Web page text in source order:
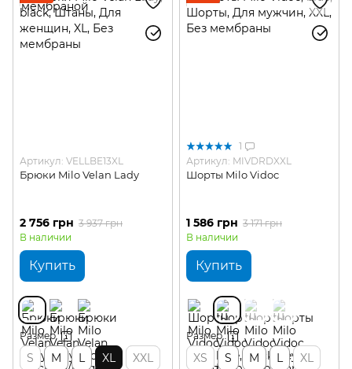
Артикул: VELLBE13XL
Брюки Milo Velan Lady
2 756 грн 3 937 грн
В наличии
Купить
Размер
S M L XL XXL
1
Артикул: MIVDRDXXL
Шорты Milo Vidoc
1 586 грн 3 171 грн
В наличии
Купить
Размер
XS S M L
XL